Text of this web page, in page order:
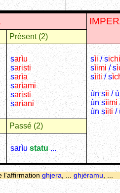
Présent (2)
sarìu
saristi
sarìa
sarìami
saristi
sarìani
sìi/ sichi
sìimi / s
sìiti/ s
ùn sìi/
ùn sìimi
ùn sìiti/
Passé (2)
sarìustatu...
l'affirmation ghjera ghjèramu